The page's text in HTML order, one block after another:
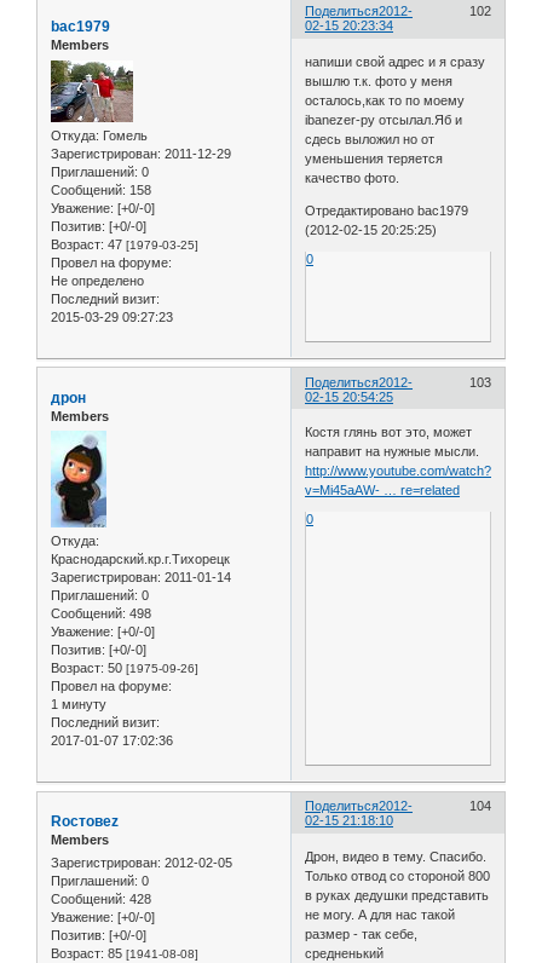
Поделиться 102
2012-
02-15 20:23:34
bac1979
Members
Откуда: Гомель
Зарегистрирован: 2011-12-29
Приглашений: 0
Сообщений: 158
Уважение: [+0/-0]
Позитив: [+0/-0]
Возраст: 47 [1979-03-25]
Провел на форуме:
Не определено
Последний визит:
2015-03-29 09:27:23
напиши свой адрес и я сразу
вышлю т.к. фото у меня
осталось,как то по моему
ibanezer-ру отсылал.Яб и
сдесь выложил но от
уменьшения теряется
качество фото.
Отредактировано bac1979
(2012-02-15 20:25:25)
0
Поделиться 103
2012-
02-15 20:54:25
дрон
Members
Откуда:
Краснодарский.кр.г.Тихорецк
Зарегистрирован: 2011-01-14
Приглашений: 0
Сообщений: 498
Уважение: [+0/-0]
Позитив: [+0/-0]
Возраст: 50 [1975-09-26]
Провел на форуме:
1 минуту
Последний визит:
2017-01-07 17:02:36
Костя глянь вот это, может
направит на нужные мысли.
http://www.youtube.com/watch?
v=Mi45aAW- … re=related
0
Поделиться 104
2012-
02-15 21:18:10
Roстовеz
Members
Зарегистрирован: 2012-02-05
Приглашений: 0
Сообщений: 428
Уважение: [+0/-0]
Позитив: [+0/-0]
Возраст: 85 [1941-08-08]
Дрон, видео в тему. Спасибо.
Только отвод со стороной 800
в руках дедушки представить
не могу. А для нас такой
размер - так себе,
средненький